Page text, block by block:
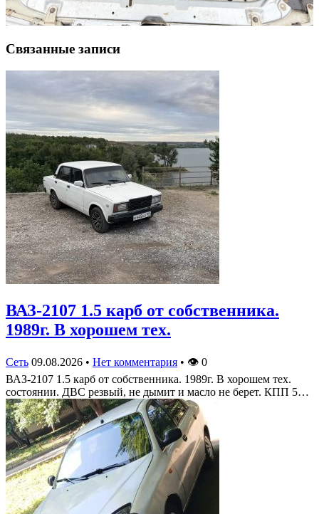
Связанные записи
ВАЗ-2107 1.5 карб от собственника.
1989г. В хорошем тех.
Сеть 09.08.2026 • Нет комментария • 👁 0
ВАЗ-2107 1.5 карб от собственника. 1989г. В хорошем тех.
состоянии. ДВС резвый, не дымит и масло не берет. КПП 5…